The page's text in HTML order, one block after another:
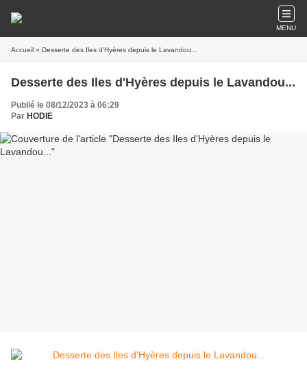
MENU
Accueil » Desserte des Iles d'Hyères depuis le Lavandou...
Desserte des Iles d'Hyères depuis le Lavandou...
Publié le 08/12/2023 à 06:29
Par HODIE